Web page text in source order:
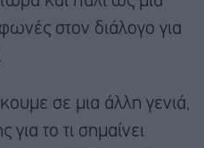
στον διάλογο για
σε μια άλλη γενιά,
το τι σημαίνει